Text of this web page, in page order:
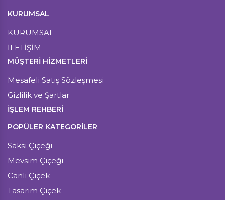
KURUMSAL
KURUMSAL
İLETİŞİM
MÜŞTERI HIZMETLERI
Mesafeli Satış Sözleşmesi
Gizlilik ve Şartlar
İŞLEM REHBERİ
POPÜLER KATEGORİLER
Saksı Çiçeği
Mevsim Çiçeği
Canlı Çiçek
Tasarım Çiçek